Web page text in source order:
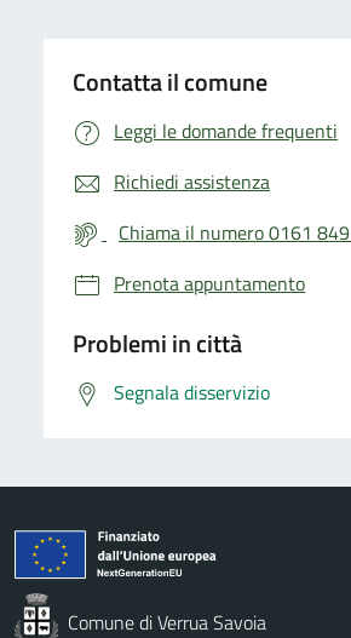
Contatta il comune
Leggi le domande frequenti
Richiedi assistenza
Chiama il numero 0161
Prenota appuntamento
Problemi in città
Segnala disservizio
Comune di Verrua Savoia